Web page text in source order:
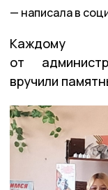
написала в
Каждому
от
вручили